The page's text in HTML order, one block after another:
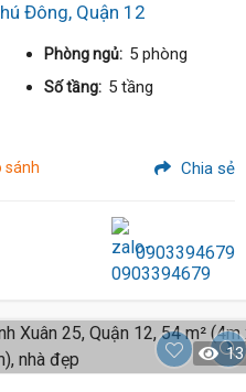
Đông, Quận 12
Phòng ngủ: 5 phòng
Số tầng: 5 tầng
sánh Chia sẻ
0903394679
13